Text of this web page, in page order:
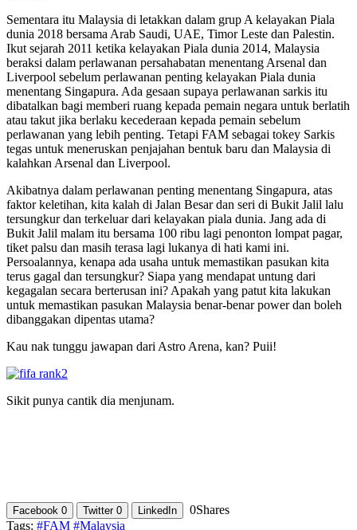
Sementara itu Malaysia di letakkan dalam grup A kelayakan Piala
dunia 2018 bersama Arab Saudi, UAE, Timor Leste dan Palestin.
Ikut sejarah 2011 ketika kelayakan Piala dunia 2014, Malaysia
beraksi dalam perlawanan persahabatan menentang Arsenal dan
Liverpool sebelum perlawanan penting kelayakan Piala dunia
menentang Singapura. Ada gesaan supaya perlawanan sarkis itu
dibatalkan bagi memberi ruang kepada pemain negara untuk berlatih
atau takut jika berlaku kecederaan kepada pemain sebelum
perlawanan yang lebih penting. Tetapi FAM sebagai tokey Sarkis
tegas untuk meneruskan penjajahan bentuk baru dan Malaysia di
kalahkan Arsenal dan Liverpool.
Akibatnya dalam perlawanan penting menentang Singapura, atas
faktor keletihan, kita kalah di Jalan Besar dan seri di Bukit Jalil lalu
tersungkur dan terkeluar dari kelayakan piala dunia. Jang ada di
Bukit Jalil malam itu bersama 100 ribu lagi penonton lompat pagar,
tiket palsu dan masih terasa lagi lukanya di hati kami ini.
Persoalannya, kenapa ada usaha untuk memastikan pasukan kita
terus gagal dan tersungkur? Siapa yang mendapat untung dari
kegagalan secara berterusan ini? Apakah yang patut kita lakukan
untuk memastikan pasukan Malaysia benar-benar power dan boleh
dibanggakan dipentas utama?
Kau nak tunggu jawapan dari Astro Arena, kan? Puii!
Sikit punya cantik dia menjunam.
Facebook 0 Twitter 0 LinkedIn 0Shares
Tags: #FAM #Malaysia